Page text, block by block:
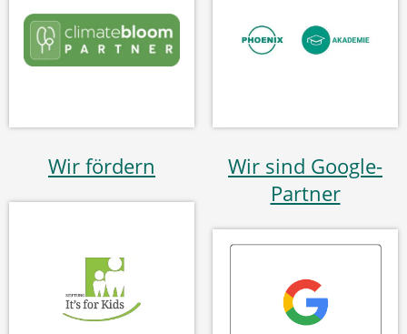
Wir fördern
Wir sind Google-
Partner